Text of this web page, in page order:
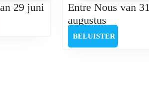
29 juni
Entre Nous van 31
augustusEntre
Nous
van
BELUISTER